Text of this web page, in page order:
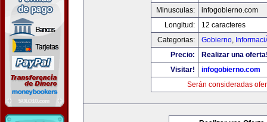
Minusculas:
infogobierno.com
Longitud:
12 caracteres
Categorias:
Gobierno,
Precio:
Realizar una
Visitar!
infogobierno.com
Serán consideradas